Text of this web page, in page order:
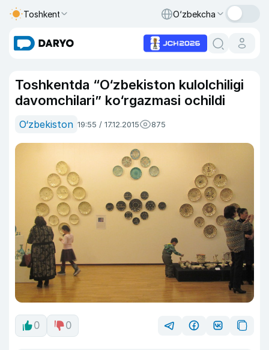
Toshkent O‘zbekcha
Toshkentda “O‘zbekiston kulolchiligi
davomchilari” ko‘rgazmasi ochildi
O‘zbekiston 19:55 / 17.12.2015 875
0 0